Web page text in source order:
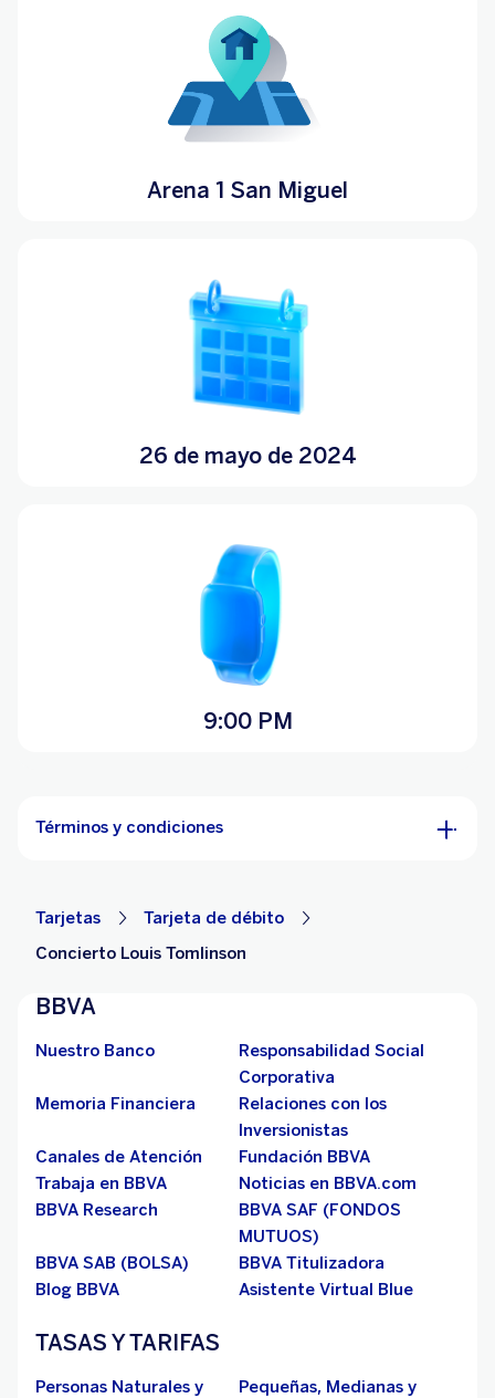
Arena 1 San Miguel
26 de mayo de 2024
9:00 PM
Términos y condiciones
Tarjetas
Tarjeta de débito
Concierto Louis Tomlinson
BBVA
Nuestro Banco
Responsabilidad Social
Corporativa
Memoria Financiera
Relaciones con los
Inversionistas
Canales de Atención
Fundación BBVA
Trabaja en BBVA
Noticias en BBVA.com
BBVA Research
BBVA SAF (FONDOS
MUTUOS)
BBVA SAB (BOLSA)
BBVA Titulizadora
Blog BBVA
Asistente Virtual Blue
TASAS Y TARIFAS
Personas Naturales y
Pequeñas, Medianas y